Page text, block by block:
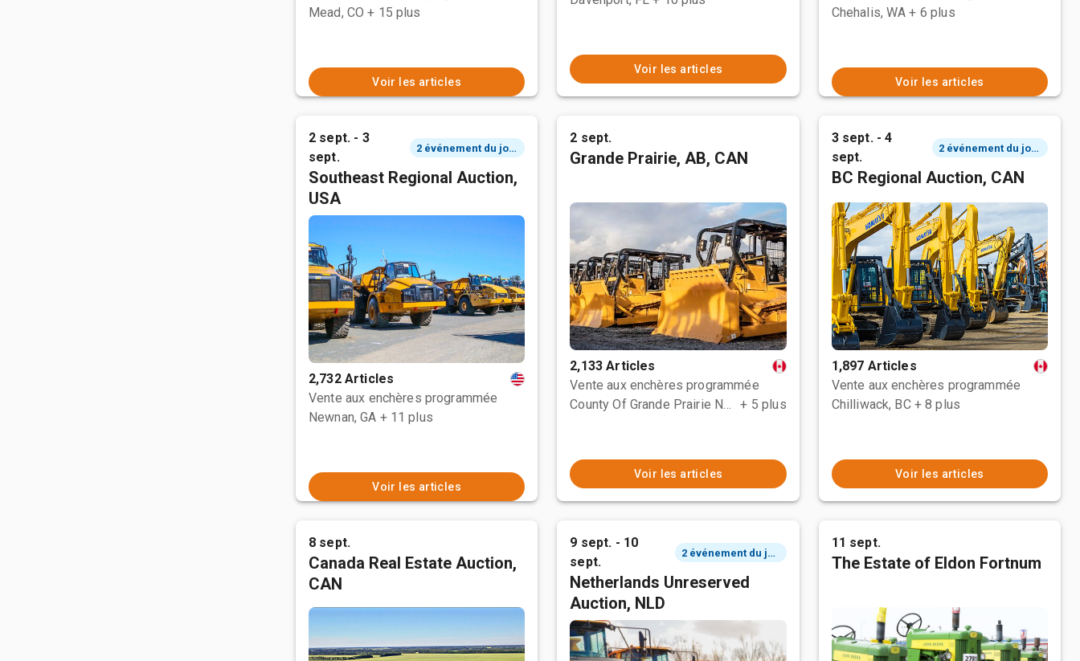
Mead, CO + 15 plus
Voir les articles
Voir les articles
Chehalis, WA + 6 plus
Voir les articles
2 sept. - 3
sept.
2 événement du jour
Southeast Regional Auction,
USA
2,732 Articles
Vente aux enchères programmée
Newnan, GA + 11 plus
Voir les articles
2 sept.
Grande Prairie, AB, CAN
2,133 Articles
Vente aux enchères programmée
County Of Grande Prairie No. 1, AB
+ 5 plus
Voir les articles
3 sept. - 4
sept.
2 événement du jour
BC Regional Auction, CAN
1,897 Articles
Vente aux enchères programmée
Chilliwack, BC + 8 plus
Voir les articles
8 sept.
Canada Real Estate Auction,
CAN
9 sept. - 10
sept.
2 événement du jour
Netherlands Unreserved
Auction, NLD
11 sept.
The Estate of Eldon Fortnum